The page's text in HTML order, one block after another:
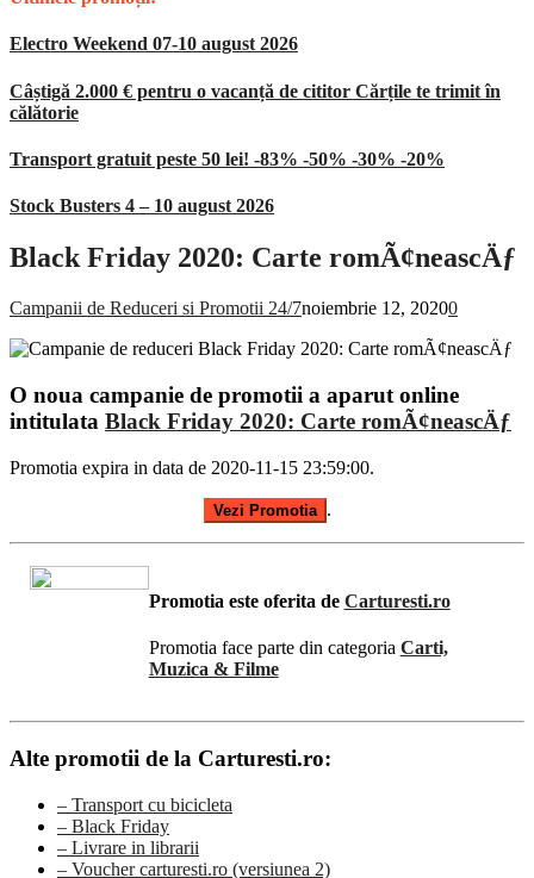
Electro Weekend 07-10 august 2026
Câștigă 2.000 € pentru o vacanță de cititor Cărțile te trimit în
călătorie
Transport gratuit peste 50 lei! -83% -50% -30% -20%
Stock Busters 4 – 10 august 2026
Black Friday 2020: Carte romÃ¢neascÄƒ
Campanii de Reduceri si Promotii 24/7noiembrie 12, 20200
O noua campanie de promotii a aparut online
intitulata Black Friday 2020: Carte romÃ¢neascÄƒ
Promotia expira in data de 2020-11-15 23:59:00.
Vezi Promotia .
Promotia este oferita de Carturesti.ro
Promotia face parte din categoria Carti,
Muzica & Filme
Alte promotii de la Carturesti.ro:
– Transport cu bicicleta
– Black Friday
– Livrare in librarii
– Voucher carturesti.ro (versiunea 2)